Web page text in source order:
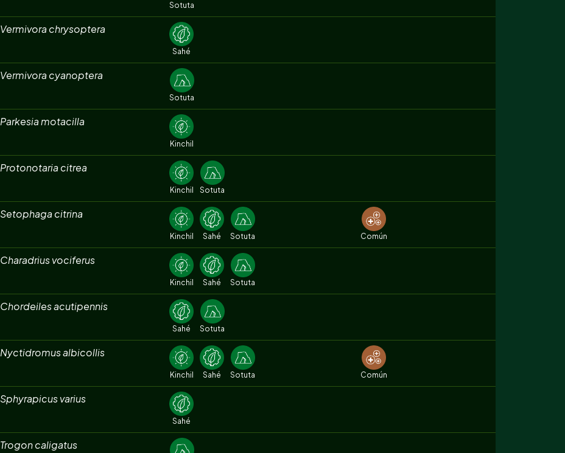
Sotuta
Vermivora chrysoptera
Sahé
Vermivora cyanoptera
Sotuta
Parkesia motacilla
Kinchil
Protonotaria citrea
Kinchil Sotuta
Setophaga citrina
Kinchil Sahé Sotuta Común
Charadrius vociferus
Kinchil Sahé Sotuta
Chordeiles acutipennis
Sahé Sotuta
Nyctidromus albicollis
Kinchil Sahé Sotuta Común
Sphyrapicus varius
Sahé
Trogon caligatus